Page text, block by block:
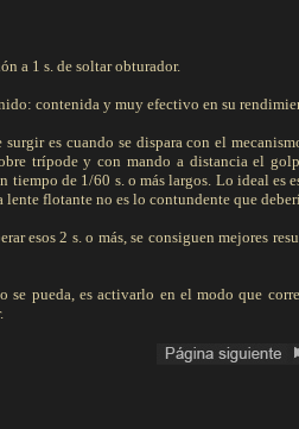
a 1 s. de soltar obturador.
contenida y muy efectivo en su
es cuando se dispara con el
trípode y con mando a distancia el
de 1/60 s. o más largos. Lo ideal es
flotante no es lo contundente que
esos 2 s. o más, se consiguen mejores
se pueda, es activarlo en el modo que